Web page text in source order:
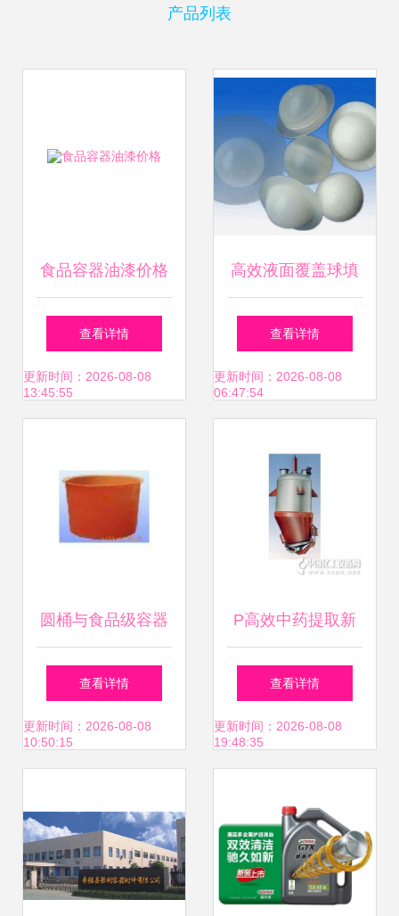
产品列表
食品容器油漆价格
查看详情
更新时间：2026-08-08
13:45:55
高效液面覆盖球填
料 巩义市宇洲净水
材料厂的优质选择
查看详情
更新时间：2026-08-08
06:47:54
圆桶与食品级容器
的完美搭配 储存设
备封口盖的重要性
查看详情
更新时间：2026-08-08
10:50:15
P高效中药提取新
利器 解析无锡大昊
化工容器设备厂的
查看详情
更新时间：2026-08-08
19:48:35